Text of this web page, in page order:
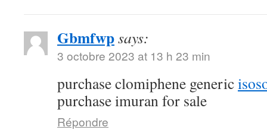
Gbmfwpsays:
3 octobre 2023 at 13 h 23 min
purchase clomiphene generic
purchase imuran for sale
Répondre